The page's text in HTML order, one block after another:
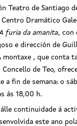
Teatro de Santiago
Dramático
furia da amanita, con
e dirección de
montaxe , que conta
de Teo,
a fin de semana: o
ás 18,00 h.
continuidade á
este ano